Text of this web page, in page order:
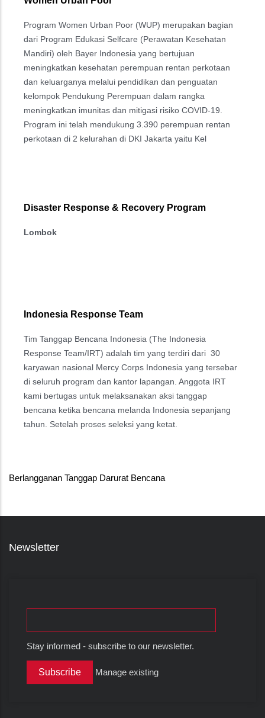
Program Women Urban Poor (WUP) merupakan bagian
dari Program Edukasi Selfcare (Perawatan Kesehatan
Mandiri) oleh Bayer Indonesia yang bertujuan
meningkatkan kesehatan perempuan rentan perkotaan
dan keluarganya melalui pendidikan dan penguatan
kelompok Pendukung Perempuan dalam rangka
meningkatkan imunitas dan mitigasi risiko COVID-19.
Program ini telah mendukung 3.390 perempuan rentan
perkotaan di 2 kelurahan di DKI Jakarta yaitu Kel
Disaster Response & Recovery Program
Lombok
Indonesia Response Team
Tim Tanggap Bencana Indonesia (The Indonesia
Response Team/IRT) adalah tim yang terdiri dari 30
karyawan nasional Mercy Corps Indonesia yang tersebar
di seluruh program dan kantor lapangan. Anggota IRT
kami bertugas untuk melaksanakan aksi tanggap
bencana ketika bencana melanda Indonesia sepanjang
tahun. Setelah proses seleksi yang ketat.
Berlangganan Tanggap Darurat Bencana
Newsletter
Stay informed - subscribe to our newsletter.
Manage existing